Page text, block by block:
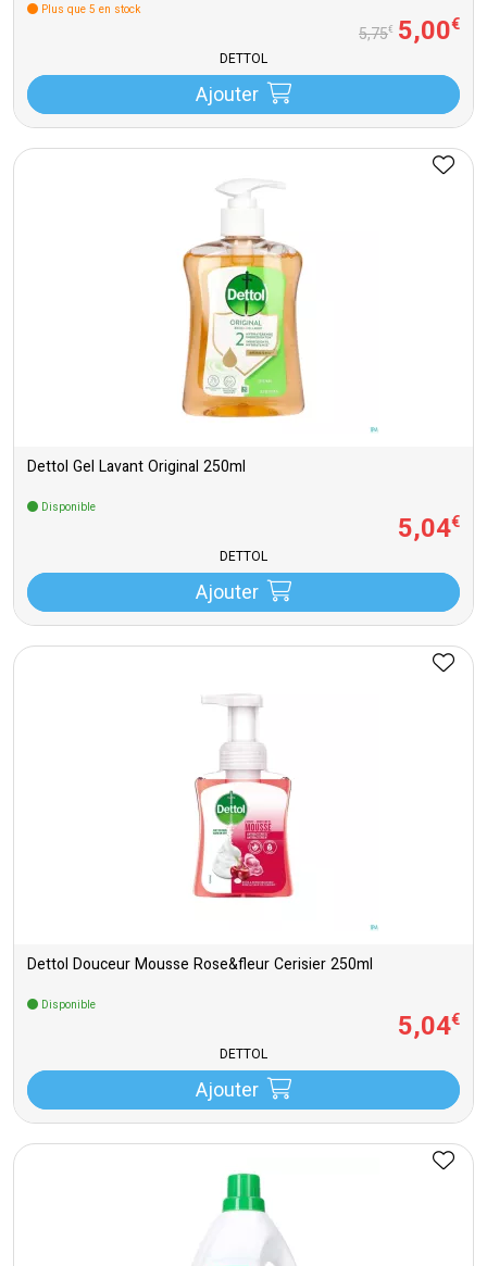
Plus que 5 en stock
5,75€ 5,00€
DETTOL
Ajouter
Dettol Gel Lavant Original 250ml
Disponible
5,04€
DETTOL
Ajouter
Dettol Douceur Mousse Rose&fleur Cerisier 250ml
Disponible
5,04€
DETTOL
Ajouter